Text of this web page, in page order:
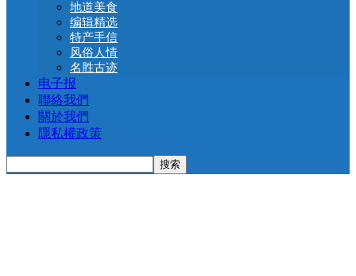
地道美食
编辑精选
特产手信
风俗人情
名胜古迹
电子报
聯絡我們
關於我們
隱私權政策